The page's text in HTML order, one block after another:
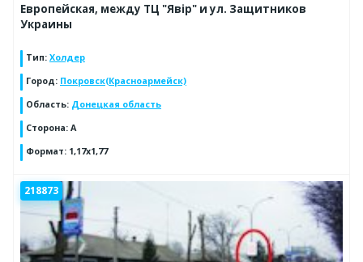
Европейская, между ТЦ "Явір" и ул. Защитников
Украины
Тип: Холдер
Город: Покровск(Красноармейск)
Область: Донецкая область
Сторона: А
Формат: 1,17х1,77
218873